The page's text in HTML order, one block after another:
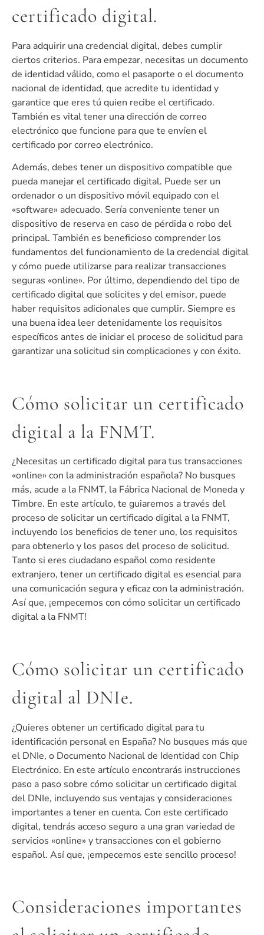
certificado digital.
Para adquirir una credencial digital, debes cumplir
ciertos criterios. Para empezar, necesitas un documento
de identidad válido, como el pasaporte o el documento
nacional de identidad, que acredite tu identidad y
garantice que eres tú quien recibe el certificado.
También es vital tener una dirección de correo
electrónico que funcione para que te envíen el
certificado por correo electrónico.
Además, debes tener un dispositivo compatible que
pueda manejar el certificado digital. Puede ser un
ordenador o un dispositivo móvil equipado con el
«software» adecuado. Sería conveniente tener un
dispositivo de reserva en caso de pérdida o robo del
principal. También es beneficioso comprender los
fundamentos del funcionamiento de la credencial digital
y cómo puede utilizarse para realizar transacciones
seguras «online». Por último, dependiendo del tipo de
certificado digital que solicites y del emisor, puede
haber requisitos adicionales que cumplir. Siempre es
una buena idea leer detenidamente los requisitos
específicos antes de iniciar el proceso de solicitud para
garantizar una solicitud sin complicaciones y con éxito.
Cómo solicitar un certificado
digital a la FNMT.
¿Necesitas un certificado digital para tus transacciones
«online» con la administración española? No busques
más, acude a la FNMT, la Fábrica Nacional de Moneda y
Timbre. En este artículo, te guiaremos a través del
proceso de solicitar un certificado digital a la FNMT,
incluyendo los beneficios de tener uno, los requisitos
para obtenerlo y los pasos del proceso de solicitud.
Tanto si eres ciudadano español como residente
extranjero, tener un certificado digital es esencial para
una comunicación segura y eficaz con la administración.
Así que, ¡empecemos con cómo solicitar un certificado
digital a la FNMT!
Cómo solicitar un certificado
digital al DNIe.
¿Quieres obtener un certificado digital para tu
identificación personal en España? No busques más que
el DNIe, o Documento Nacional de Identidad con Chip
Electrónico. En este artículo encontrarás instrucciones
paso a paso sobre cómo solicitar un certificado digital
del DNIe, incluyendo sus ventajas y consideraciones
importantes a tener en cuenta. Con este certificado
digital, tendrás acceso seguro a una gran variedad de
servicios «online» y transacciones con el gobierno
español. Así que, ¡empecemos este sencillo proceso!
Consideraciones importantes